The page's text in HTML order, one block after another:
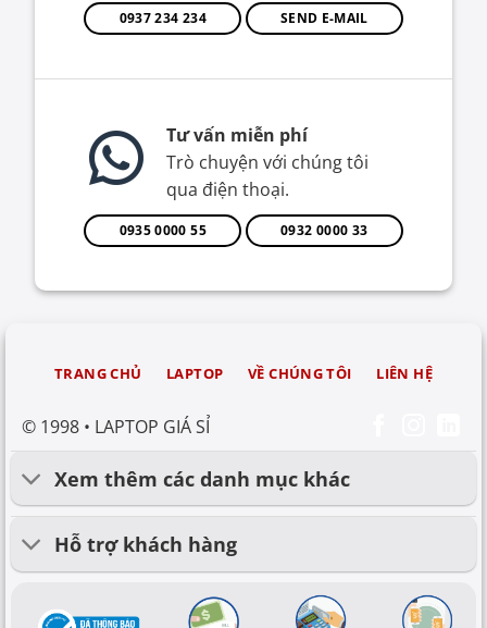
0937 234 234 SEND E-MAIL
Tư vấn miễn phí
Trò chuyện với chúng tôi
qua điện thoại.
0935 0000 55 0932 0000 33
© 1998 • LAPTOP GIÁ SỈ
TRANG CHỦ LAPTOP VỀ CHÚNG TÔI LIÊN HỆ
Xem thêm các danh mục khác
Hỗ trợ khách hàng